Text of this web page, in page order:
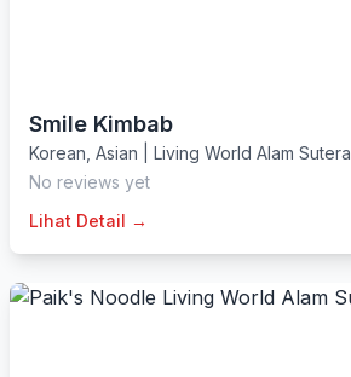
Smile Kimbab
Korean Asian
Living World Alam Sutera
No reviews yet
Lihat Detail →